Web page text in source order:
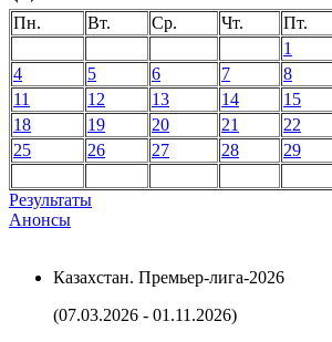
Пн. Вт. Ср. Чт. Пт.
1
4
5 6 7 8
11
12 13 14 15
18
19 20 21 22
25
26 27 28 29
Результаты
Анонсы
Казахстан. Премьер-лига-2026
(07.03.2026 - 01.11.2026)